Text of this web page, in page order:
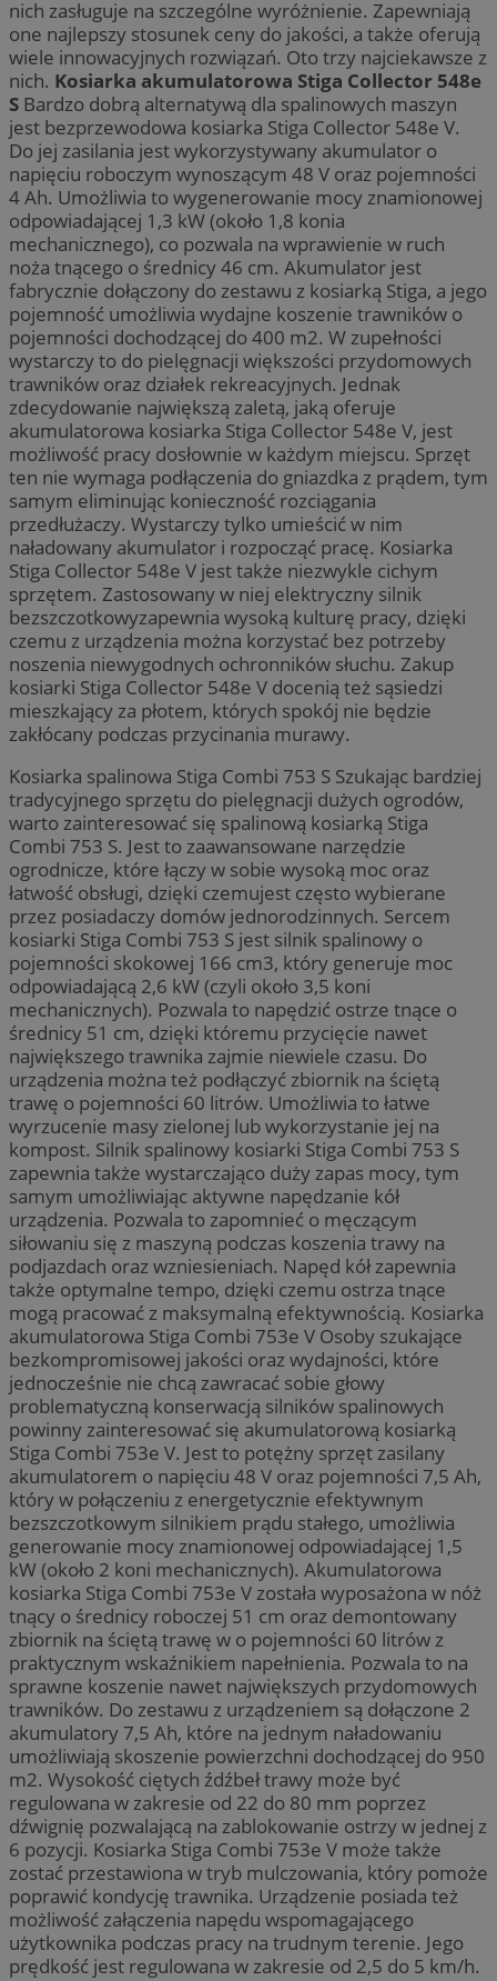
nich zasługuje na szczególne wyróżnienie. Zapewniają
one najlepszy stosunek ceny do jakości, a także oferują
wiele innowacyjnych rozwiązań. Oto trzy najciekawsze z
nich. Kosiarka akumulatorowa Stiga Collector 548e
S Bardzo dobrą alternatywą dla spalinowych maszyn
jest bezprzewodowa kosiarka Stiga Collector 548e V.
Do jej zasilania jest wykorzystywany akumulator o
napięciu roboczym wynoszącym 48 V oraz pojemności
4 Ah. Umożliwia to wygenerowanie mocy znamionowej
odpowiadającej 1,3 kW (około 1,8 konia
mechanicznego), co pozwala na wprawienie w ruch
noża tnącego o średnicy 46 cm. Akumulator jest
fabrycznie dołączony do zestawu z kosiarką Stiga, a jego
pojemność umożliwia wydajne koszenie trawników o
pojemności dochodzącej do 400 m2. W zupełności
wystarczy to do pielęgnacji większości przydomowych
trawników oraz działek rekreacyjnych. Jednak
zdecydowanie największą zaletą, jaką oferuje
akumulatorowa kosiarka Stiga Collector 548e V, jest
możliwość pracy dosłownie w każdym miejscu. Sprzęt
ten nie wymaga podłączenia do gniazdka z prądem, tym
samym eliminując konieczność rozciągania
przedłużaczy. Wystarczy tylko umieścić w nim
naładowany akumulator i rozpocząć pracę. Kosiarka
Stiga Collector 548e V jest także niezwykle cichym
sprzętem. Zastosowany w niej elektryczny silnik
bezszczotkowyzapewnia wysoką kulturę pracy, dzięki
czemu z urządzenia można korzystać bez potrzeby
noszenia niewygodnych ochronników słuchu. Zakup
kosiarki Stiga Collector 548e V docenią też sąsiedzi
mieszkający za płotem, których spokój nie będzie
zakłócany podczas przycinania murawy.
Kosiarka spalinowa Stiga Combi 753 S Szukając bardziej
tradycyjnego sprzętu do pielęgnacji dużych ogrodów,
warto zainteresować się spalinową kosiarką Stiga
Combi 753 S. Jest to zaawansowane narzędzie
ogrodnicze, które łączy w sobie wysoką moc oraz
łatwość obsługi, dzięki czemujest często wybierane
przez posiadaczy domów jednorodzinnych. Sercem
kosiarki Stiga Combi 753 S jest silnik spalinowy o
pojemności skokowej 166 cm3, który generuje moc
odpowiadającą 2,6 kW (czyli około 3,5 koni
mechanicznych). Pozwala to napędzić ostrze tnące o
średnicy 51 cm, dzięki któremu przycięcie nawet
największego trawnika zajmie niewiele czasu. Do
urządzenia można też podłączyć zbiornik na ściętą
trawę o pojemności 60 litrów. Umożliwia to łatwe
wyrzucenie masy zielonej lub wykorzystanie jej na
kompost. Silnik spalinowy kosiarki Stiga Combi 753 S
zapewnia także wystarczająco duży zapas mocy, tym
samym umożliwiając aktywne napędzanie kół
urządzenia. Pozwala to zapomnieć o męczącym
siłowaniu się z maszyną podczas koszenia trawy na
podjazdach oraz wzniesieniach. Napęd kół zapewnia
także optymalne tempo, dzięki czemu ostrza tnące
mogą pracować z maksymalną efektywnością. Kosiarka
akumulatorowa Stiga Combi 753e V Osoby szukające
bezkompromisowej jakości oraz wydajności, które
jednocześnie nie chcą zawracać sobie głowy
problematyczną konserwacją silników spalinowych
powinny zainteresować się akumulatorową kosiarką
Stiga Combi 753e V. Jest to potężny sprzęt zasilany
akumulatorem o napięciu 48 V oraz pojemności 7,5 Ah,
który w połączeniu z energetycznie efektywnym
bezszczotkowym silnikiem prądu stałego, umożliwia
generowanie mocy znamionowej odpowiadającej 1,5
kW (około 2 koni mechanicznych). Akumulatorowa
kosiarka Stiga Combi 753e V została wyposażona w nóż
tnący o średnicy roboczej 51 cm oraz demontowany
zbiornik na ściętą trawę w o pojemności 60 litrów z
praktycznym wskaźnikiem napełnienia. Pozwala to na
sprawne koszenie nawet największych przydomowych
trawników. Do zestawu z urządzeniem są dołączone 2
akumulatory 7,5 Ah, które na jednym naładowaniu
umożliwiają skoszenie powierzchni dochodzącej do 950
m2. Wysokość ciętych źdźbeł trawy może być
regulowana w zakresie od 22 do 80 mm poprzez
dźwignię pozwalającą na zablokowanie ostrzy w jednej z
6 pozycji. Kosiarka Stiga Combi 753e V może także
zostać przestawiona w tryb mulczowania, który pomoże
poprawić kondycję trawnika. Urządzenie posiada też
możliwość załączenia napędu wspomagającego
użytkownika podczas pracy na trudnym terenie. Jego
prędkość jest regulowana w zakresie od 2,5 do 5 km/h.